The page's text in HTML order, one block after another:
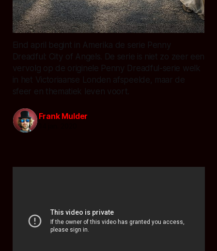
Eind april begint in Amerika de serie Penny
Dreadful: City of Angels. De serie is niet zo zeer een
vervolg op de originele Penny Dreadful-serie welk
in het Victoriaanse Londen afspeelde, maar de
sfeer en thematiek leven voort.
Frank Mulder